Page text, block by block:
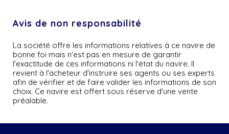
Avis de non responsabilité
La société offre les informations relatives à ce navire de
bonne foi mais n'est pas en mesure de garantir
l'exactitude de ces informations ni l'état du navire. Il
revient à l'acheteur d'instruire ses agents ou ses experts
afin de vérifier et de faire valider les informations de son
choix. Ce navire est offert sous réserve d'une vente
préalable.